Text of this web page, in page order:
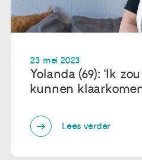
23 mei 2023
Yolanda (69): ‘Ik
kunnen
Lees verder